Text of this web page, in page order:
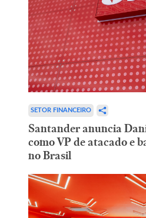
SETOR FINANCEIRO
Santander anuncia
como VP de atacado e
no Brasil